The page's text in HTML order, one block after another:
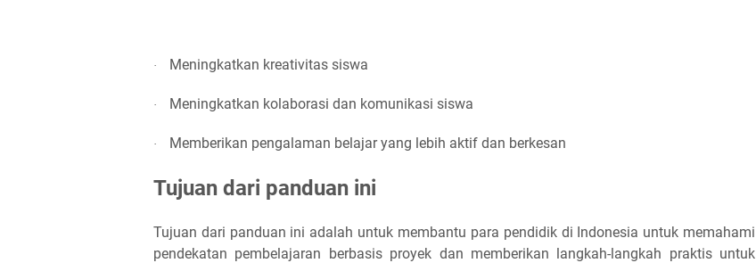
· Meningkatkan kreativitas siswa
· Meningkatkan kolaborasi dan komunikasi siswa
· Memberikan pengalaman belajar yang lebih aktif dan berkesan
Tujuan dari panduan ini
Tujuan dari panduan ini adalah untuk membantu para pendidik di Indonesia untuk memahami
pendekatan pembelajaran berbasis proyek dan memberikan langkah-langkah praktis untuk